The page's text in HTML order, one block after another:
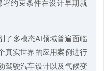
署约束条件在设计早期就
了多模态AI领域普遍面临
真实世界的应用案例进行
驾驶汽车设计以及气候变